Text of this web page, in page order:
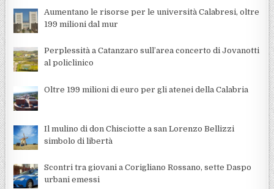
Aumentano le risorse per le università Calabresi, oltre
199 milioni dal mur
Perplessità a Catanzaro sull’area concerto di Jovanotti
al policlinico
Oltre 199 milioni di euro per gli atenei della Calabria
Il mulino di don Chisciotte a san Lorenzo Bellizzi
simbolo di libertà
Scontri tra giovani a Corigliano Rossano, sette Daspo
urbani emessi